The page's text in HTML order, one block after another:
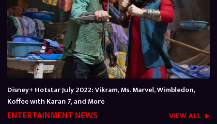
Disney+ Hotstar July 2022: Vikram, Ms. Marvel, Wimbledon,
Koffee with Karan 7, and More
ENTERTAINMENT NEWS VIEW ALL